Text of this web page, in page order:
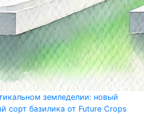
земледелии: новый
сорт базилика от Future Crops